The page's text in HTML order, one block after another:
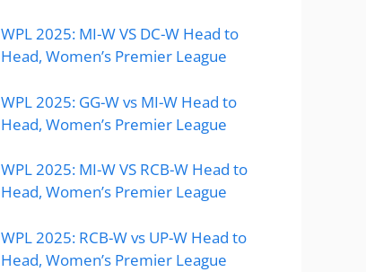
WPL 2025: MI-W VS DC-W Head to
Head, Women’s Premier League
WPL 2025: GG-W vs MI-W Head to
Head, Women’s Premier League
WPL 2025: MI-W VS RCB-W Head to
Head, Women’s Premier League
WPL 2025: RCB-W vs UP-W Head to
Head, Women’s Premier League